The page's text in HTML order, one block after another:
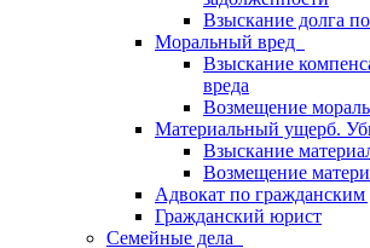
Взыскание долга
Моральный вред
Взыскание
вреда
Возмещение
Материальный ущерб.
Взыскание
Возмещение
Адвокат по гражданским
Гражданский юрист
Семейные дела